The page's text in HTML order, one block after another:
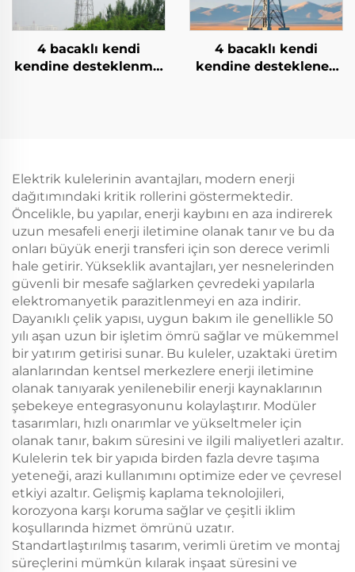
4 bacaklı kendi
kendine desteklenmiş
4 bacaklı kendi
kendine desteklenen
Elektrik kulelerinin avantajları, modern enerji
dağıtımındaki kritik rollerini göstermektedir.
Öncelikle, bu yapılar, enerji kaybını en aza indirerek
uzun mesafeli enerji iletimine olanak tanır ve bu da
onları büyük enerji transferi için son derece verimli
hale getirir. Yükseklik avantajları, yer nesnelerinden
güvenli bir mesafe sağlarken çevredeki yapılarla
elektromanyetik parazitlenmeyi en aza indirir.
Dayanıklı çelik yapısı, uygun bakım ile genellikle 50
yılı aşan uzun bir işletim ömrü sağlar ve mükemmel
bir yatırım getirisi sunar. Bu kuleler, uzaktaki üretim
alanlarından kentsel merkezlere enerji iletimine
olanak tanıyarak yenilenebilir enerji kaynaklarının
şebekeye entegrasyonunu kolaylaştırır. Modüler
tasarımları, hızlı onarımlar ve yükseltmeler için
olanak tanır, bakım süresini ve ilgili maliyetleri azaltır.
Kulelerin tek bir yapıda birden fazla devre taşıma
yeteneği, arazi kullanımını optimize eder ve çevresel
etkiyi azaltır. Gelişmiş kaplama teknolojileri,
korozyona karşı koruma sağlar ve çeşitli iklim
koşullarında hizmet ömrünü uzatır.
Standartlaştırılmış tasarım, verimli üretim ve montaj
süreçlerini mümkün kılarak inşaat süresini ve